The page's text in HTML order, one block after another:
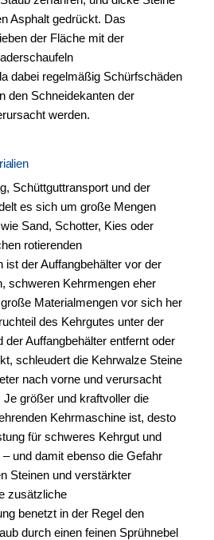
Asphalt gedrückt. Das
der Fläche mit der
dabei regelmäßig Schürfschäden
den Schneidekanten der
werden.
Schüttguttransport und der
es sich um große Mengen
Sand, Schotter, Kies oder
rotierenden
ist der Auffangbehälter vor der
schweren Kehrmengen eher
Materialmengen vor sich her
des Kehrgutes unter der
der Auffangbehälter entfernt oder
schleudert die Kehrwalze Steine
nach vorne und verursacht
Je größer und kraftvoller die
Kehrmaschine ist, desto
für schweres Kehrgut und
und damit ebenso die Gefahr
Steinen und verstärkter
zusätzliche
benetzt in der Regel den
durch einen feinen Sprühnebel